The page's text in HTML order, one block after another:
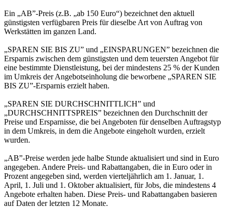
Ein „AB”-Preis (z.B. „ab 150 Euro“) bezeichnet den aktuell
günstigsten verfügbaren Preis für dieselbe Art von Auftrag von
Werkstätten im ganzen Land.
„SPAREN SIE BIS ZU” und „EINSPARUNGEN” bezeichnen die
Ersparnis zwischen dem günstigsten und dem teuersten Angebot für
eine bestimmte Dienstleistung, bei der mindestens 25 % der Kunden
im Umkreis der Angebotseinholung die beworbene „SPAREN SIE
BIS ZU”-Ersparnis erzielt haben.
„SPAREN SIE DURCHSCHNITTLICH” und
„DURCHSCHNITTSPREIS” bezeichnen den Durchschnitt der
Preise und Ersparnisse, die bei Angeboten für denselben Auftragstyp
in dem Umkreis, in dem die Angebote eingeholt wurden, erzielt
wurden.
„AB”-Preise werden jede halbe Stunde aktualisiert und sind in Euro
angegeben. Andere Preis- und Rabattangaben, die in Euro oder in
Prozent angegeben sind, werden vierteljährlich am 1. Januar, 1.
April, 1. Juli und 1. Oktober aktualisiert, für Jobs, die mindestens 4
Angebote erhalten haben. Diese Preis- und Rabattangaben basieren
auf Daten der letzten 12 Monate.